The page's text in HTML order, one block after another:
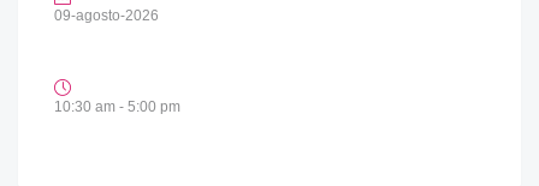
09-agosto-2026
10:30 am - 5:00 pm